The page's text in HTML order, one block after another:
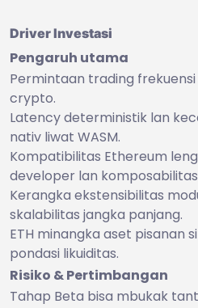
Driver Investasi
Pengaruh utama
Permintaan trading
crypto.
Latency deterministik lan
nativ liwat WASM.
Kompatibilitas Ethereum
developer lan komposabilitas
Kerangka ekstensibilitas
skalabilitas jangka panjang.
ETH minangka aset pisanan
pondasi likuiditas.
Risiko & Pertimbangan
Tahap Beta bisa mbukak